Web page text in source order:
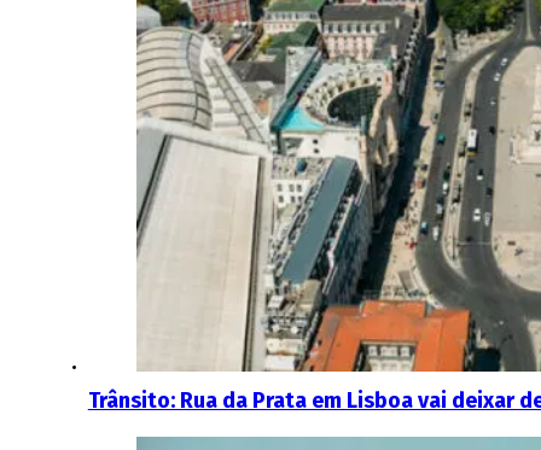
Trânsito: Rua da Prata em Lisboa vai deixar